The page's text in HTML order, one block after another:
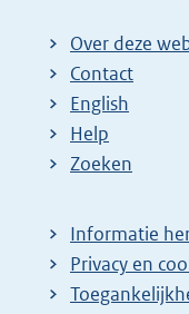
Over deze
Contact
English
Help
Zoeken
Informatie
Privacy en